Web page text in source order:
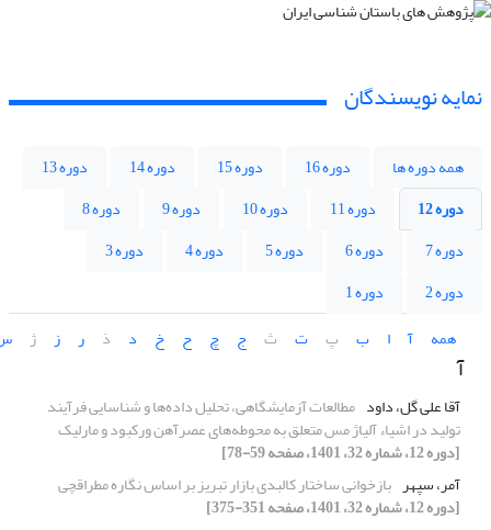
نمایه نویسندگان
همه دوره ها دوره 16 دوره 15 دوره 14
دوره 13
دوره 12
دوره 11 دوره 10 دوره 9
دوره 8
دوره 7
دوره 6 دوره 5 دوره 4
دوره 3
دوره 2
دوره 1
همه
آ ا ب پ ت ث ج چ ح خ د ذ ر ز ژ
آ
آقا علی گل، داود مطالعات آزمایشگاهی، تحلیل داده‌ها و شناسایی فرآیند
تولید در اشیاء آلیاژ مس متعلق به محوطه‌های عصرآهن ورکبود و مارلیک
[دوره 12، شماره 32، 1401، صفحه 59-78]
آمر، سپهر بازخوانی ساختار کالبدی بازار تبریز بر اساس نگاره مطراقچی
[دوره 12، شماره 32، 1401، صفحه 351-375]